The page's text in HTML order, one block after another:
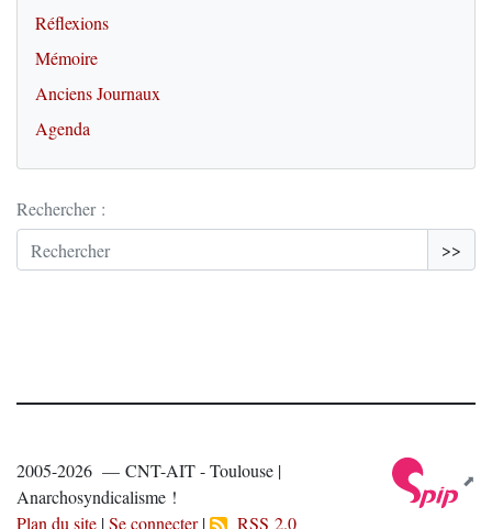
Réflexions
Mémoire
Anciens Journaux
Agenda
Rechercher :
>>
2005-2026 — CNT-AIT - Toulouse |
Anarchosyndicalisme !
Plan du site |Se connecter| RSS 2.0